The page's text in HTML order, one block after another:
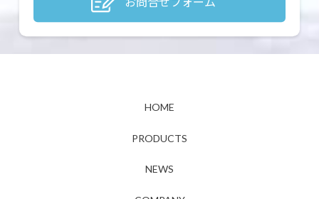
HOME
PRODUCTS
NEWS